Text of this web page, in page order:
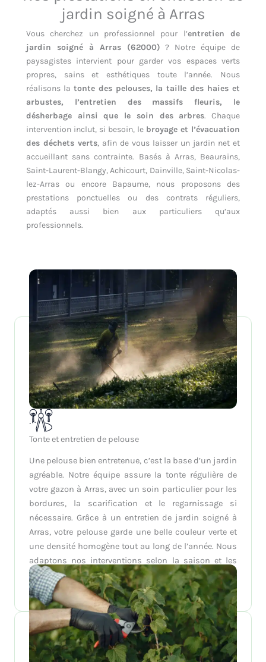
jardin soigné à Arras
Vous cherchez un professionnel pour l’entretien de
jardin soigné à Arras (62000) ? Notre équipe de
paysagistes intervient pour garder vos espaces verts
propres, sains et esthétiques toute l’année. Nous
réalisons la tonte des pelouses, la taille des haies et
arbustes, l’entretien des massifs fleuris, le
désherbage ainsi que le soin des arbres. Chaque
intervention inclut, si besoin, le broyage et l’évacuation
des déchets verts, afin de vous laisser un jardin net et
accueillant sans contrainte. Basés à Arras, Beaurains,
Saint-Laurent-Blangy, Achicourt, Dainville, Saint-Nicolas-
lez-Arras ou encore Bapaume, nous proposons des
prestations ponctuelles ou des contrats réguliers,
adaptés aussi bien aux particuliers qu’aux
professionnels.
Tonte et entretien de pelouse
Une pelouse bien entretenue, c’est la base d’un jardin
agréable. Notre équipe assure la tonte régulière de
votre gazon à Arras, avec un soin particulier pour les
bordures, la scarification et le regarnissage si
nécessaire. Grâce à un entretien de jardin soigné à
Arras, votre pelouse garde une belle couleur verte et
une densité homogène tout au long de l’année. Nous
adaptons nos interventions selon la saison et les
conditions climatiques pour garantir un résultat
durable et esthétique.